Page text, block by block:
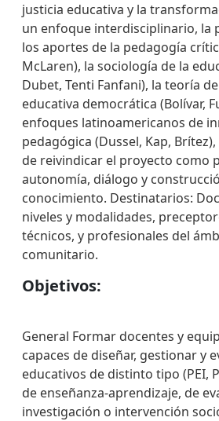
justicia educativa y la
un enfoque interdisciplinario, la
los aportes de la pedagogía
McLaren), la sociología de la
Dubet, Tenti Fanfani), la teoría
educativa democrática (Bolívar,
enfoques latinoamericanos de
pedagógica (Dussel, Kap,
de reivindicar el proyecto como
autonomía, diálogo y
conocimiento. Destinatarios:
niveles y modalidades,
técnicos, y profesionales del
comunitario.
Objetivos:
General Formar docentes y
capaces de diseñar, gestionar y
educativos de distinto tipo (PEI,
de enseñanza-aprendizaje, de
investigación o intervención